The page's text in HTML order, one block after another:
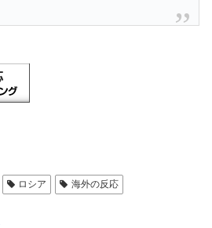
ロシア 海外の反応